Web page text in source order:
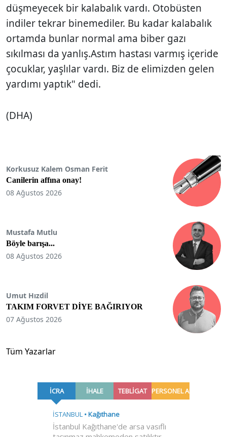
düşmeyecek bir kalabalık vardı. Otobüsten
indiler tekrar binemediler. Bu kadar kalabalık
ortamda bunlar normal ama biber gazı
sıkılması da yanlış.Astım hastası varmış içeride
çocuklar, yaşlılar vardı. Biz de elimizden gelen
yardımı yaptık" dedi.
(DHA)
Korkusuz Kalem Osman Ferit
Canilerin affına onay!
08 Ağustos 2026
Mustafa Mutlu
Böyle barışa...
08 Ağustos 2026
Umut Hızdil
TAKIM FORVET DİYE BAĞIRIYOR
07 Ağustos 2026
Tüm Yazarlar